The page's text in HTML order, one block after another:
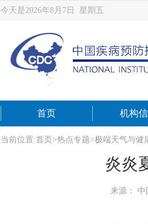
今天是2026年8月7日 星期五
首页 机构
当前位置:首页 >热点专题>极端天气与健
炎炎
来源： 中